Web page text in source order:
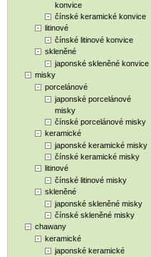
konvice
čínské keramické konvice
litinové
čínské litinové konvice
skleněné
japonské skleněné konvice
misky
porcelánové
japonské porcelánové
misky
čínské porcelánové misky
keramické
japonské keramické misky
čínské keramické misky
litinové
čínské litinové misky
skleněné
japonské skleněné misky
čínské skleněné misky
chawany
keramické
japonské keramické